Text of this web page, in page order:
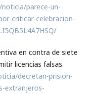
parece-un-
criticar-celebracion-
en contra de siete
licencias falsas.
decretan-prision-
extranjeros-